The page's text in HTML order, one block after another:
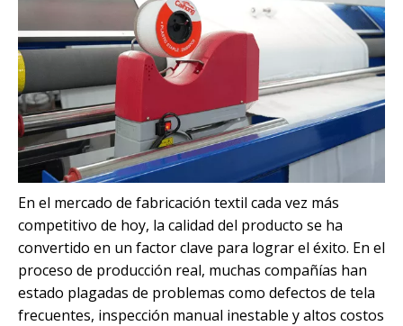
En el mercado de fabricación textil cada vez más
competitivo de hoy, la calidad del producto se ha
convertido en un factor clave para lograr el éxito. En el
proceso de producción real, muchas compañías han
estado plagadas de problemas como defectos de tela
frecuentes, inspección manual inestable y altos costos